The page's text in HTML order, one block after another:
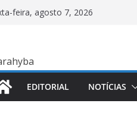
feira, agosto 7, 2026
EDITORIAL NOTÍCIAS